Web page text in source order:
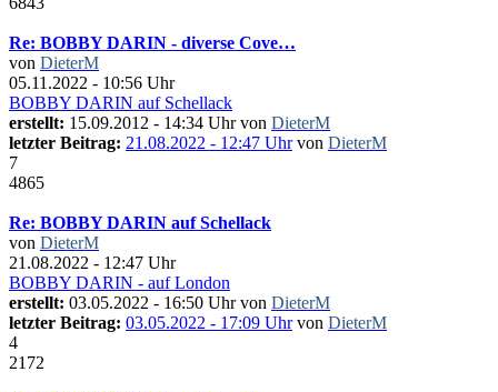
Re: BOBBY DARIN - diverse Cove…
von DieterM
05.11.2022 - 10:56 Uhr
BOBBY DARIN auf Schellack
erstellt: 15.09.2012 - 14:34 Uhr von DieterM
letzter Beitrag: 21.08.2022 - 12:47 Uhrvon DieterM
7
4865
Re: BOBBY DARIN auf Schellack
von DieterM
21.08.2022 - 12:47 Uhr
BOBBY DARIN - auf London
erstellt: 03.05.2022 - 16:50 Uhr von DieterM
letzter Beitrag: 03.05.2022 - 17:09 Uhrvon DieterM
4
2172